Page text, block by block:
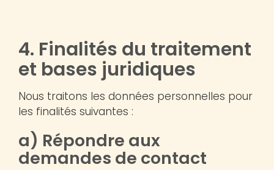
4. Finalités du traitement
et bases juridiques
Nous traitons les données personnelles pour
les finalités suivantes :
a) Répondre aux
demandes de contact